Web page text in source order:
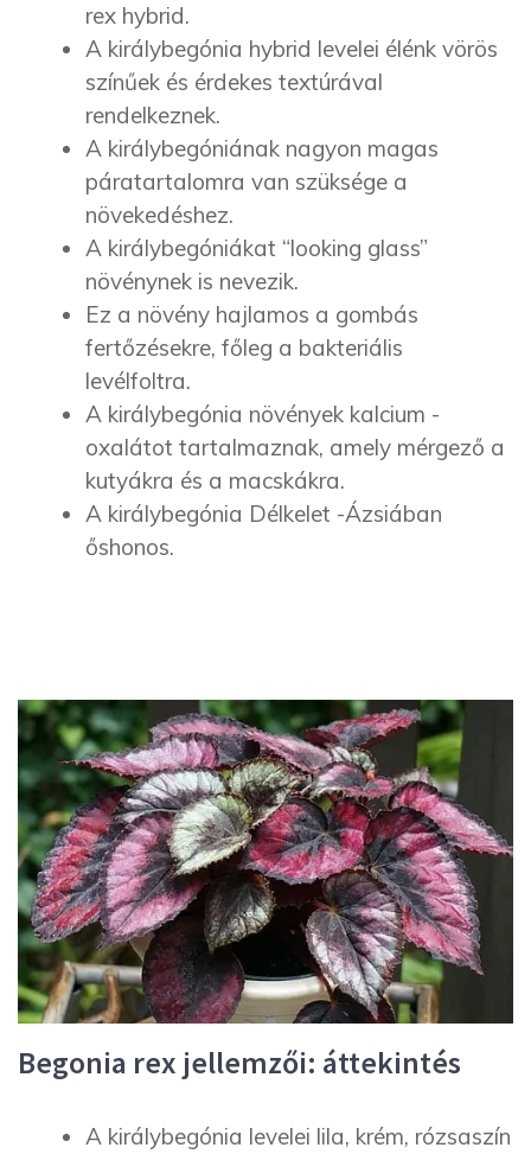
rex hybrid.
A királybegónia hybrid levelei élénk vörös
színűek és érdekes textúrával
rendelkeznek.
A királybegóniának nagyon magas
páratartalomra van szüksége a
növekedéshez.
A királybegóniákat “looking glass”
növénynek is nevezik.
Ez a növény hajlamos a gombás
fertőzésekre, főleg a bakteriális
levélfoltra.
A királybegónia növények kalcium -
oxalátot tartalmaznak, amely mérgező a
kutyákra és a macskákra.
A királybegónia Délkelet -Ázsiában
őshonos.
Begonia rex jellemzői: áttekintés
A királybegónia levelei lila, krém, rózsaszín